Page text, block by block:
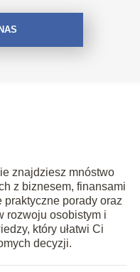
znajdziesz mnóstwo
z biznesem, finansami
porady oraz
rozwoju osobistym i
który ułatwi Ci
decyzji.